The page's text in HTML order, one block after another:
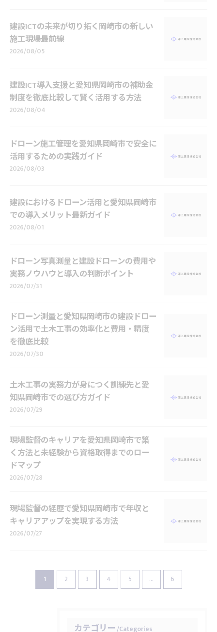
建設ICTの未来が切り拓く岡崎市の新しい
施工現場最前線
2026/08/05
建設ICT導入支援と愛知県岡崎市の補助金
制度を徹底比較して賢く活用する方法
2026/08/04
ドローン施工管理を愛知県岡崎市で安全に
活用するための実践ガイド
2026/08/03
建設におけるドローン活用と愛知県岡崎市
での導入メリット最新ガイド
2026/08/01
ドローン写真測量と建設ドローンの費用や
実務ノウハウと導入の判断ポイント
2026/07/31
ドローン測量と愛知県岡崎市の建設ドロー
ン活用で土木工事の効率化と費用・精度
を徹底比較
2026/07/30
土木工事の実務力が身につく訓練先と愛
知県岡崎市での選び方ガイド
2026/07/29
現場監督のキャリアを愛知県岡崎市で築
く方法と未経験から資格取得までのロー
ドマップ
2026/07/28
現場監督の経歴で愛知県岡崎市で年収と
キャリアアップを実現する方法
2026/07/27
1 2 3 4 5 ... 6
カテゴリー Categories